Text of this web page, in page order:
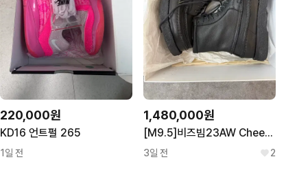
220,000원
KD16 언트펄 265
1일 전
1,480,000원
[M9.5]비즈빔23AW Cheekag Folk 치카그 포크 부츠
3일 전 2